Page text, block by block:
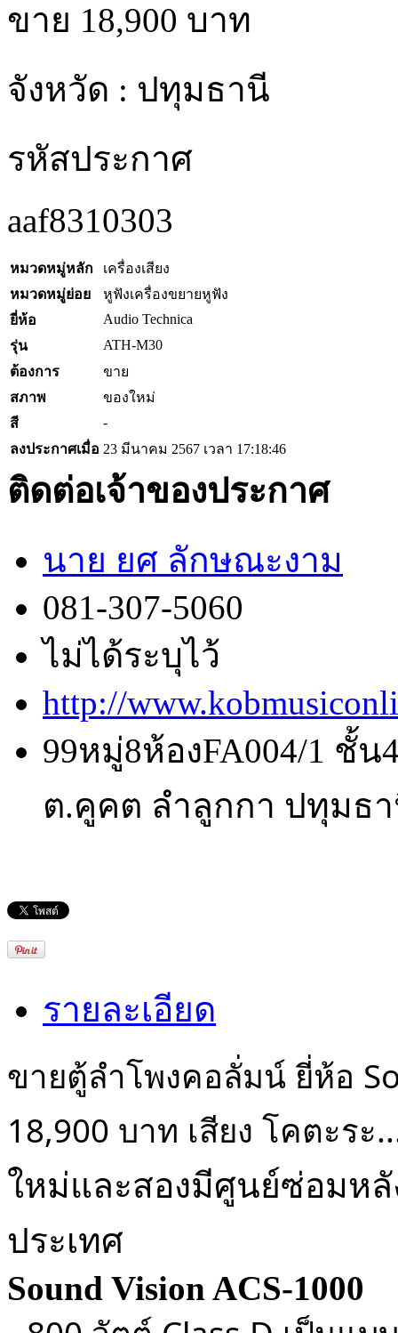
ขาย 18,900 บาท
จังหวัด : ปทุมธานี
รหัสประกาศ
aaf8310303
หมวดหมู่หลัก
เครื่องเสียง
หมวดหมู่ย่อย
หูฟังเครื่องขยายหูฟัง
ยี่ห้อ
Audio Technica
รุ่น
ATH-M30
ต้องการ
ขาย
สภาพ
ของใหม่
สี
-
ลงประกาศเมื่อ 23 มีนาคม 2567 เวลา 17:18:46
ติดต่อเจ้าของประกาศ
นาย ยศ ลักษณะงาม
081-307-5060
ไม่ได้ระบุไว้
http://
99หมู่8ห้องFA004/1 ชั้
ต.คูคต ลำลูกกา ปทุมธา
รายละเอียด
ขายตู้ลำโพงคอลั่มน์ ยี่ห้อ
18,900 บาท เสียง โคตะร
ใหม่และสองมีศูนย์ซ่อมห
ประเทศ
Sound Vision ACS-1000